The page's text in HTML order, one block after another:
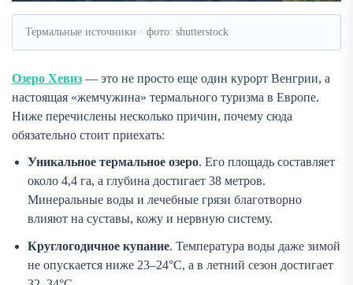
Термальные источники · фото: shutterstock
Озеро Хевиз — это не просто еще один курорт Венгрии, а
настоящая «жемчужина» термального туризма в Европе.
Ниже перечислены несколько причин, почему сюда
обязательно стоит приехать:
Уникальное термальное озеро. Его площадь составляет
около 4,4 га, а глубина достигает 38 метров.
Минеральные воды и лечебные грязи благотворно
влияют на суставы, кожу и нервную систему.
Круглогодичное купание. Температура воды даже зимой
не опускается ниже 23–24°C, а в летний сезон достигает